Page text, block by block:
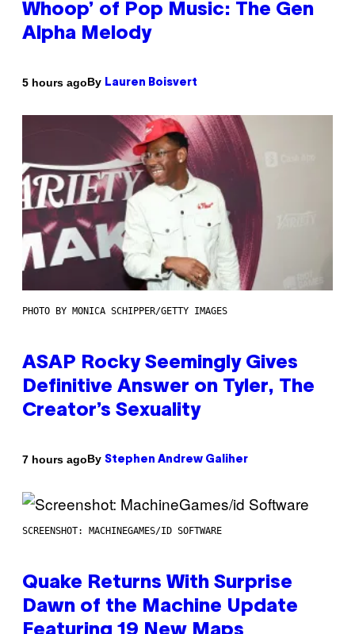
Whoop’ of Pop Music: The Gen
Alpha Melody
5 hours agoBy Lauren Boisvert
PHOTO BY MONICA SCHIPPER/GETTY IMAGES
ASAP Rocky Seemingly Gives
Definitive Answer on Tyler, The
Creator’s Sexuality
7 hours agoBy Stephen Andrew Galiher
SCREENSHOT: MACHINEGAMES/ID SOFTWARE
Quake Returns With Surprise
Dawn of the Machine Update